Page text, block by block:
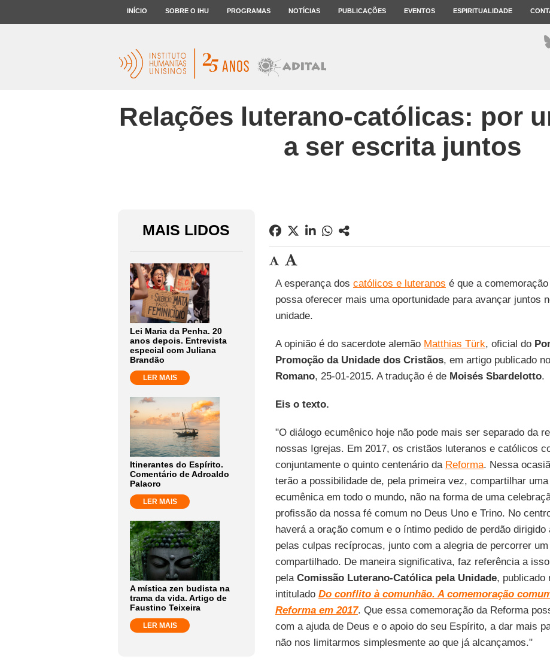
INÍCIO SOBRE O IHU PROGRAMAS NOTÍCIAS PUBLICAÇÕES EVENTOS ESPIRITUALIDADE
Relações luterano-católicas: por
a ser escrita juntos
MAIS LIDOS
Lei Maria da Penha. 20
anos depois. Entrevista
especial com Juliana
Brandão
LER MAIS
Itinerantes do Espírito.
Comentário de Adroaldo
Palaoro
LER MAIS
A mística zen budista na
trama da vida. Artigo de
Faustino Teixeira
LER MAIS
A esperança dos católicos e luteranos é que a
possa oferecer mais uma oportunidade para avançar juntos
unidade.
A opinião é do sacerdote alemão Matthias Türk, oficial do
Promoção da Unidade dos Cristãos, em artigo publicado
Romano, 25-01-2015. A tradução é de Moisés Sbardelotto.
Eis o texto.
"O diálogo ecumênico hoje não pode mais ser separado da
nossas Igrejas. Em 2017, os cristãos luteranos e católicos
conjuntamente o quinto centenário da Reforma. Nessa
terão a possibilidade de, pela primeira vez, compartilhar
ecumênica em todo o mundo, não na forma de uma
profissão da nossa fé comum no Deus Uno e Trino. No
haverá a oração comum e o íntimo pedido de perdão
pelas culpas recíprocas, junto com a alegria de percorrer
compartilhado. De maneira significativa, faz referência a
pela Comissão Luterano-Católica pela Unidade, publicado
intitulado Do conflito à comunhão. A comemoração
Reforma em 2017. Que essa comemoração da Reforma
com a ajuda de Deus e o apoio do seu Espírito, a dar mais
não nos limitarmos simplesmente ao que já alcançamos."